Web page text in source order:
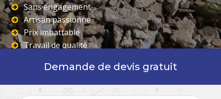
Sans engagement
Artisan passionné
Prix imbattable
Travail de qualité
Demande de devis gratuit